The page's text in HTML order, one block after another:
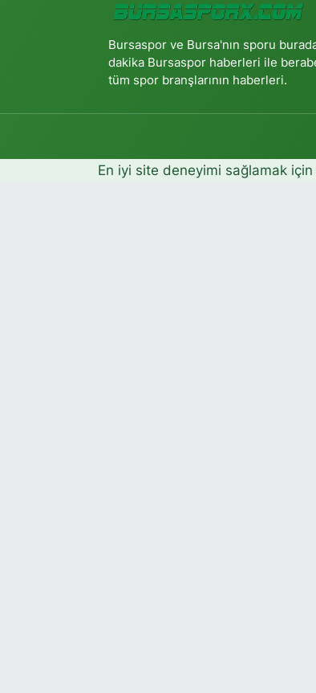
Bursaspor ve Bursa'nın sporu
dakika Bursaspor haberleri ile
tüm spor branşlarının haberleri.
En iyi site deneyimi sağlamak